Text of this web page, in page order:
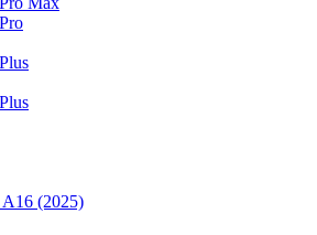
A16 (2025)